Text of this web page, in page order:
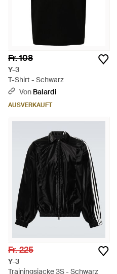
Fr. 108
Y-3
T-Shirt - Schwarz
Von Balardi
AUSVERKAUFT
Fr. 225
Y-3
Trainingsjacke 3S - Schwarz